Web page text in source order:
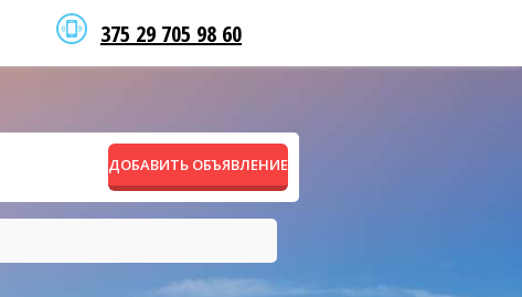
375 29 705 98 60
ДОБАВИТЬ ОБЪЯВЛЕНИЕ